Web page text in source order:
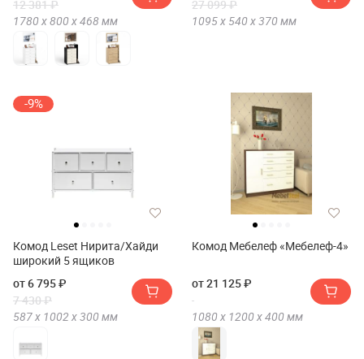
12 381 ₽
1780 х800 х468мм
27 099 ₽
1095 х 540 х370 мм
-9%
Комод Leset Нирита/Хайди
широкий 5 ящиков
от 6 795 ₽
7 430 ₽
587 х 1002 х300 мм
Комод Мебелеф «Мебелеф-4»
от 21 125 ₽
1080 х 1200 х400 мм